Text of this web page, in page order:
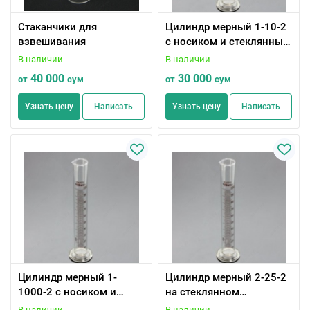
Стаканчики для
взвешивания
В наличии
от 40 000 сум
Узнать цену Написать
Цилиндр мерный 1-10-2
с носиком и стеклянным
основанием
В наличии
от 30 000 сум
Узнать цену Написать
Цилиндр мерный 1-
1000-2 с носиком и
стеклянным основанием
Цилиндр мерный 2-25-2
на стеклянном
основании с